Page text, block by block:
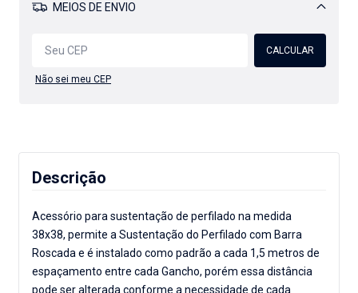
MEIOS DE ENVIO
Alterar CEP
CALCULAR
Não sei meu CEP
Descrição
Acessório para sustentação de perfilado na medida
38x38, permite a Sustentação do Perfilado com Barra
Roscada e é instalado como padrão a cada 1,5 metros de
espaçamento entre cada Gancho, porém essa distância
pode ser alterada conforme a necessidade de cada